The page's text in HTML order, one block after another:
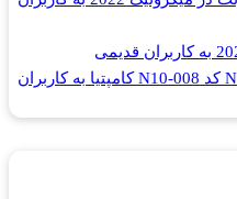
ارائه دوره جدید Network+ 2022 کد N10-008 کامپتیا به کاربران